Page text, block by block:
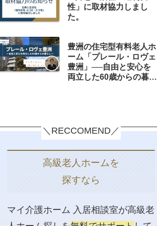
性」に取材協力しまし
た。
豊洲の住宅型有料老人ホ
ーム「プレール・ロヴェ
豊洲」──自由と安心を
両立した60歳からの暮ら
＼RECCOMEND／
高級老人ホームを
探すなら
マイ介護ホーム 入居相談室が高級老